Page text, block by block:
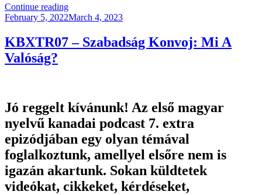
Continue reading“Miért
Nincs
Az
Azonnali.hu
Posted
February 5, 2022March 4, 2023
KBXTR07 – Szabadság Konvoj: Mi A
Valóság?
Jó reggelt kívánunk! Az első magyar
nyelvű kanadai podcast 7. extra
epizódjában egy olyan témával
foglalkoztunk, amellyel elsőre nem is
igazán akartunk. Sokan küldtetek
videókat, cikkeket, kérdéseket,